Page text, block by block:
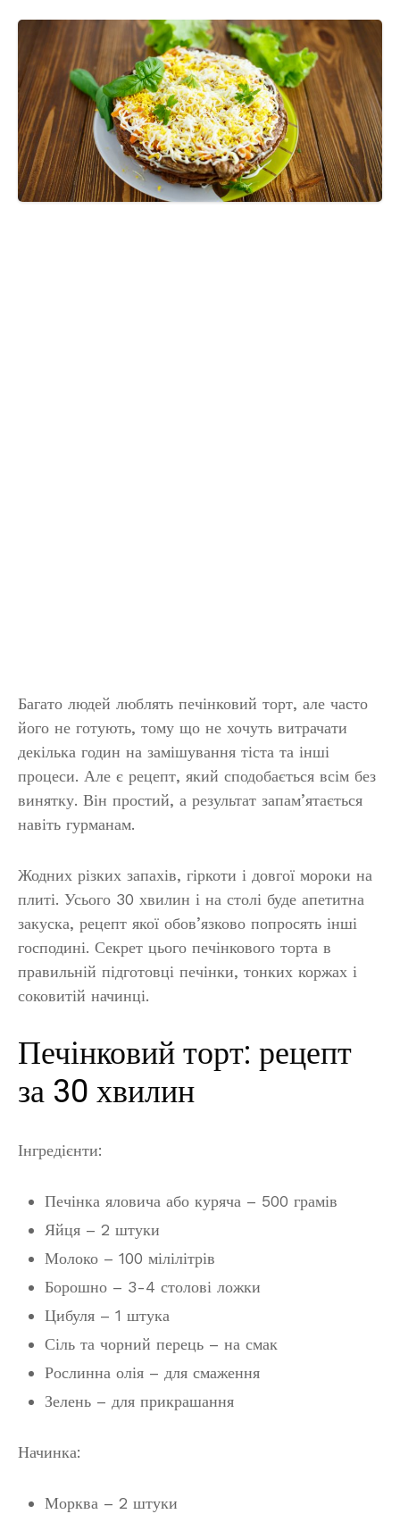
Багато людей люблять печінковий торт, але часто
його не готують, тому що не хочуть витрачати
декілька годин на замішування тіста та інші
процеси. Але є рецепт, який сподобається всім без
винятку. Він простий, а результат запам’ятається
навіть гурманам.
Жодних різких запахів, гіркоти і довгої мороки на
плиті. Усього 30 хвилин і на столі буде апетитна
закуска, рецепт якої обов’язково попросять інші
господині. Секрет цього печінкового торта в
правильній підготовці печінки, тонких коржах і
соковитій начинці.
Печінковий торт: рецепт
за 30 хвилин
Інгредієнти:
Печінка яловича або куряча – 500 грамів
Яйця – 2 штуки
Молоко – 100 мілілітрів
Борошно – 3-4 столові ложки
Цибуля – 1 штука
Сіль та чорний перець – на смак
Рослинна олія – для смаження
Зелень – для прикрашання
Начинка:
Морква – 2 штуки